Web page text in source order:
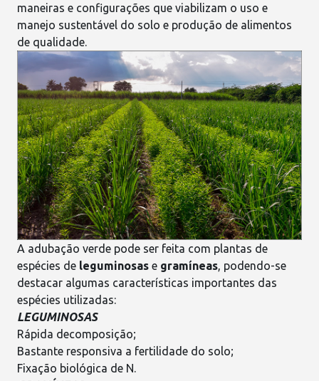
maneiras e configurações que viabilizam o uso e
manejo sustentável do solo e produção de alimentos
de qualidade.
A adubação verde pode ser feita com plantas de
espécies de leguminosas e gramíneas, podendo-se
destacar algumas características importantes das
espécies utilizadas:
LEGUMINOSAS
Rápida decomposição;
Bastante responsiva a fertilidade do solo;
Fixação biológica de N.